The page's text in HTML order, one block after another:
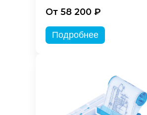
От 58 200 ₽
Подробнее